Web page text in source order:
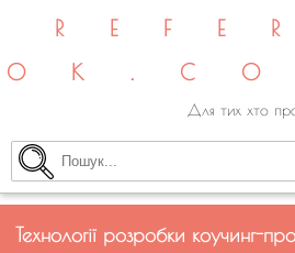
Для тих хто
Технології розробки коучинг-